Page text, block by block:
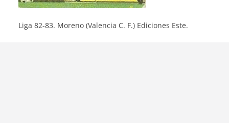
Liga 82-83. Moreno (Valencia C. F.) Ediciones Este.